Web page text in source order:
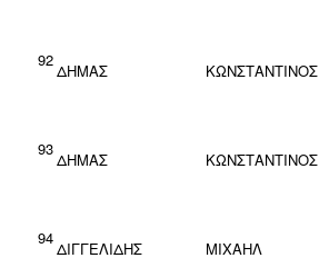
92
ΔΗΜΑΣ ΚΩΝΣΤΑΝΤΙΝΟΣ
93
ΔΗΜΑΣ ΚΩΝΣΤΑΝΤΙΝΟΣ
94
ΔΙΓΓΕΛΙΔΗΣ ΜΙΧΑΗΛ